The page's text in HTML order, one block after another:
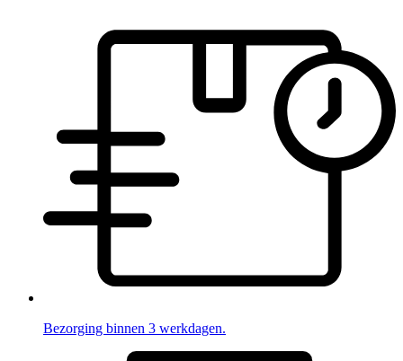
Bezorging binnen 3 werkdagen.